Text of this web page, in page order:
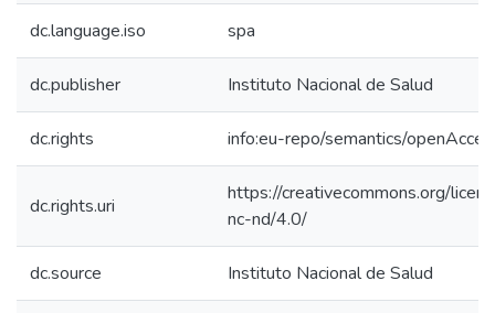
dc.language.iso spa
dc.publisher Instituto Nacional de Salud
dc.rights info:eu-repo/semantics/
dc.rights.uri
https://creativecommons.org/
nc-nd/4.0/
dc.source Instituto Nacional de Salud